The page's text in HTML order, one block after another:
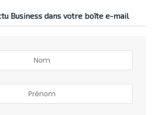
Business dans votre boîte e-mail